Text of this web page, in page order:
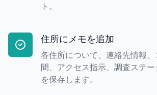
ト。
住所にメモを追加
各住所について、連絡先情報
間、アクセス指示、調査ステ
を保存します。